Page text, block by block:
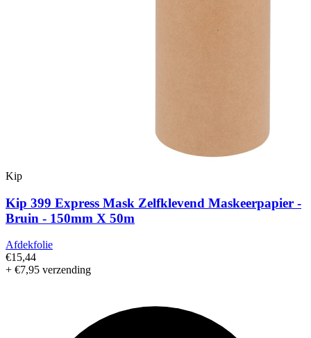
Kip
Kip 399 Express Mask Zelfklevend Maskeerpapier -
Bruin - 150mm X 50m
Afdekfolie
€15,44
+ €7,95 verzending